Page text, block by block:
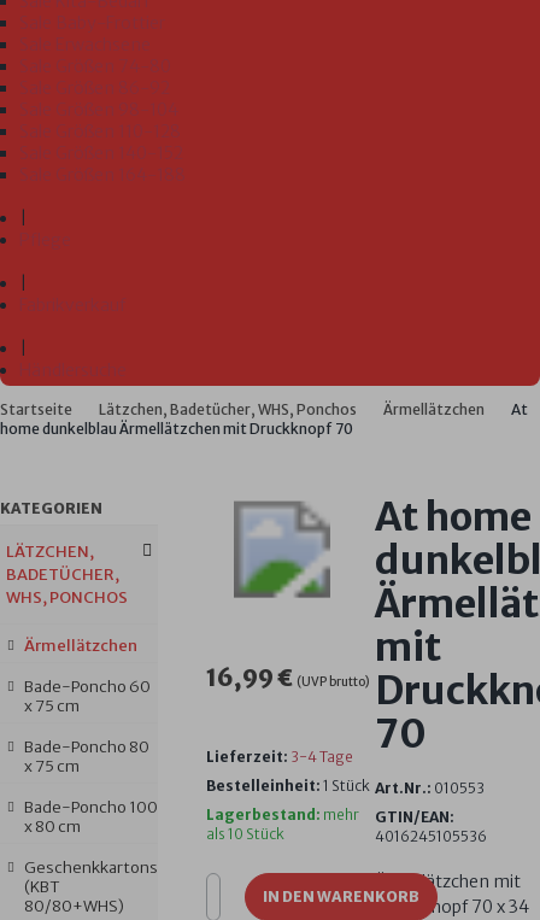
Startseite Lätzchen, Badetücher, WHS, Ponchos Ärmellätzchen
At
home dunkelblau Ärmellätzchen mit Druckknopf 70
KATEGORIEN
LÄTZCHEN,
BADETÜCHER,
WHS, PONCHOS
Ärmellätzchen
Bade-Poncho 60
x 75 cm
Bade-Poncho 80
x 75 cm
Bade-Poncho 100
x 80 cm
Geschenkkartons
(KBT
80/80+WHS)
At home
mit
70
Art.Nr.: 010553
GTIN/EAN:
4016245105536
Ärmellätzchen mit
Druckknopf 70 x 34
16,99 € (UVP brutto)
Lieferzeit: 3-4 Tage
Bestelleinheit: 1 Stück
Lagerbestand: mehr
als 10 Stück
IN DEN WARENKORB